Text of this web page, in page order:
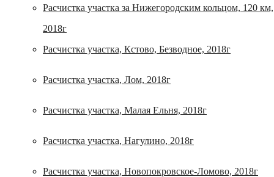
Расчистка участка за Нижегородским кольцом, 120 км,
2018г
Расчистка участка, Кстово, Безводное, 2018г
Расчистка участка, Лом, 2018г
Расчистка участка, Малая Ельня, 2018г
Расчистка участка, Нагулино, 2018г
Расчистка участка, Новопокровское-Ломово, 2018г